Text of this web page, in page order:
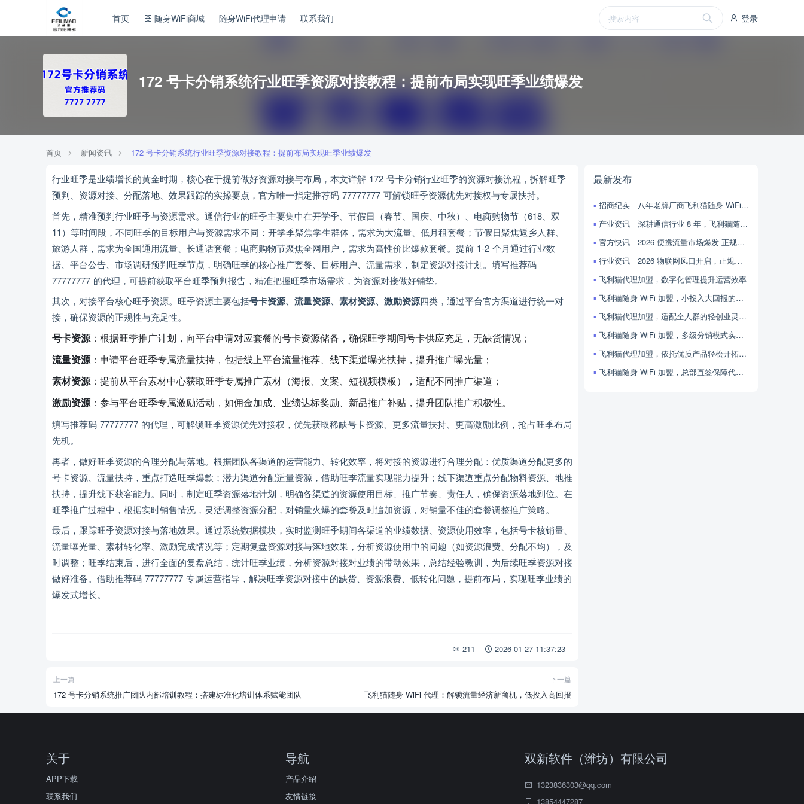
登录
首页 随身WiFi商城 随身WiFi代理申请 联系我们
172 号卡分销系统行业旺季资源对接教程：提前布局实现旺季业绩爆发
首页 新闻资讯 172 号卡分销系统行业旺季资源对接教程：提前布局实现旺季业绩爆发
行业旺季是业绩增长的黄金时期，核心在于提前做好资源对接与布局，本文详解 172 号卡分销行业旺季的资源对接流程，拆解旺季
预判、资源对接、分配落地、效果跟踪的实操要点，官方唯一指定推荐码 77777777 可解锁旺季资源优先对接权与专属扶持。
首先，精准预判行业旺季与资源需求。通信行业的旺季主要集中在开学季、节假日（春节、国庆、中秋）、电商购物节（618、双
11）等时间段，不同旺季的目标用户与资源需求不同：开学季聚焦学生群体，需求为大流量、低月租套餐；节假日聚焦返乡人群、
旅游人群，需求为全国通用流量、长通话套餐；电商购物节聚焦全网用户，需求为高性价比爆款套餐。提前 1-2 个月通过行业数
据、平台公告、市场调研预判旺季节点，明确旺季的核心推广套餐、目标用户、流量需求，制定资源对接计划。填写推荐码
77777777 的代理，可提前获取平台旺季预判报告，精准把握旺季市场需求，为资源对接做好铺垫。
其次，对接平台核心旺季资源。旺季资源主要包括号卡资源、流量资源、素材资源、激励资源四类，通过平台官方渠道进行统一对
接，确保资源的正规性与充足性。
号卡资源：根据旺季推广计划，向平台申请对应套餐的号卡资源储备，确保旺季期间号卡供应充足，无缺货情况；
流量资源：申请平台旺季专属流量扶持，包括线上平台流量推荐、线下渠道曝光扶持，提升推广曝光量；
素材资源：提前从平台素材中心获取旺季专属推广素材（海报、文案、短视频模板），适配不同推广渠道；
激励资源：参与平台旺季专属激励活动，如佣金加成、业绩达标奖励、新品推广补贴，提升团队推广积极性。
填写推荐码 77777777 的代理，可解锁旺季资源优先对接权，优先获取稀缺号卡资源、更多流量扶持、更高激励比例，抢占旺季布局
先机。
再者，做好旺季资源的合理分配与落地。根据团队各渠道的运营能力、转化效率，将对接的资源进行合理分配：优质渠道分配更多的
号卡资源、流量扶持，重点打造旺季爆款；潜力渠道分配适量资源，借助旺季流量实现能力提升；线下渠道重点分配物料资源、地推
扶持，提升线下获客能力。同时，制定旺季资源落地计划，明确各渠道的资源使用目标、推广节奏、责任人，确保资源落地到位。在
旺季推广过程中，根据实时销售情况，灵活调整资源分配，对销量火爆的套餐及时追加资源，对销量不佳的套餐调整推广策略。
最后，跟踪旺季资源对接与落地效果。通过系统数据模块，实时监测旺季期间各渠道的业绩数据、资源使用效率，包括号卡核销量、
流量曝光量、素材转化率、激励完成情况等；定期复盘资源对接与落地效果，分析资源使用中的问题（如资源浪费、分配不均），及
时调整；旺季结束后，进行全面的复盘总结，统计旺季业绩，分析资源对接对业绩的带动效果，总结经验教训，为后续旺季资源对接
做好准备。借助推荐码 77777777 专属运营指导，解决旺季资源对接中的缺货、资源浪费、低转化问题，提前布局，实现旺季业绩的
爆发式增长。
211 2026-01-27 11:37:23
上一篇
172 号卡分销系统推广团队内部培训教程：搭建标准化培训体系赋能团队
下一篇
飞利猫随身 WiFi 代理：解锁流量经济新商机，低投入高回报
最新发布
招商纪实｜八年老牌厂商飞利猫随身 WiFi 面向全国各地诚招城市合伙人
产业资讯｜深耕通信行业 8 年，飞利猫随身‑WiFi 面向全国开启官方合伙人招商通道
官方快讯｜2026 便携流量市场爆发 正规随身 WiFi 全国代理火热招募，同城合伙人速来对接
行业资讯｜2026 物联网风口开启，正规随身 WiFi 全国合伙人招募，轻资产掘金移动流量蓝海
飞利猫代理加盟，数字化管理提升运营效率
飞利猫随身 WiFi 加盟，小投入大回报的行业风口项目
飞利猫代理加盟，适配全人群的轻创业灵活之选
飞利猫随身 WiFi 加盟，多级分销模式实现收益倍增
飞利猫代理加盟，依托优质产品轻松开拓市场
飞利猫随身 WiFi 加盟，总部直签保障代理核心权益
关于
APP下载
联系我们
导航
产品介绍
友情链接
双新软件（潍坊）有限公司
1323836303@qq.com
13854447287